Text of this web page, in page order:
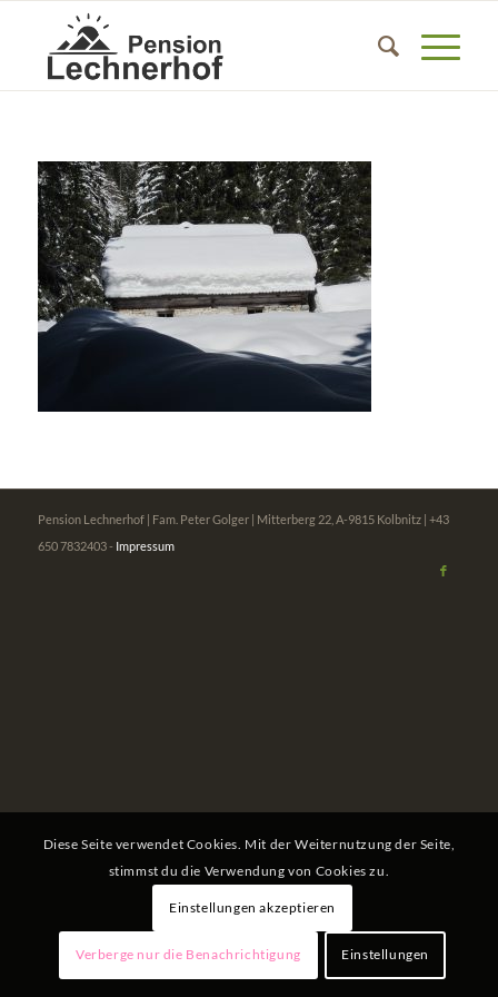
Pension Lechnerhof | Fam. Peter Golger | Mitterberg 22, A-9815 Kolbnitz | +43
650 7832403 - Impressum
Diese Seite verwendet Cookies. Mit der Weiternutzung der Seite,
stimmst du die Verwendung von Cookies zu.
Einstellungen akzeptieren
Verberge nur die Benachrichtigung Einstellungen